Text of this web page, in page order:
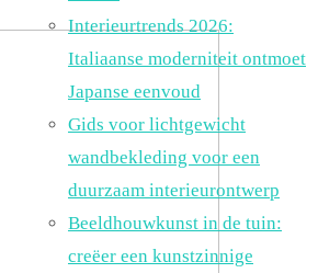
Interieurtrends 2026:
Italiaanse moderniteit ontmoet
Japanse eenvoud
Gids voor lichtgewicht
wandbekleding voor een
duurzaam interieurontwerp
Beeldhouwkunst in de tuin:
creëer een kunstzinnige